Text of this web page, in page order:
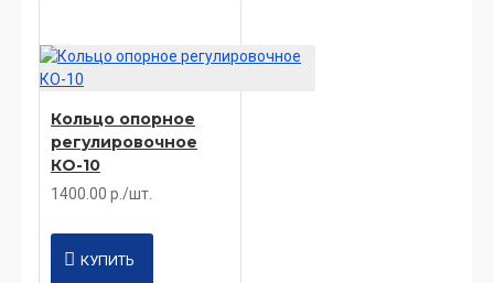
Кольцо опорное
регулировочное
КО-10
1400.00 р./шт.
КУПИТЬ